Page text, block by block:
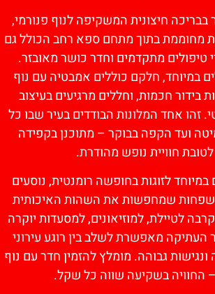
בבריכה חיצונית המשקיפה לנוף פנורמי,
מחוממת בתוך מתחם ספא רחב הכולל גם
טיפולים מתקדמים וחדר כושר מאובזר.
במיוחד, חלקם כוללים אמבטיה עם נוף
בידור חכמות, וחללים מרגיעים בעיצוב
זהו אחד המלונות הבודדים בעיר שבו כל
ועד הקפה בבוקר – מתוכנן בקפידה
לטובת חוויית נופש מהודרת.
לזוגות בחופשה רומנטית, נוסעים
שמחפשות את השהות האיכותית
לטיילת, למוזיאונים, למסעדות יוקרה
העתיקה מאפשרת לשלב בין רוגע עירוני
גבוהה. מומלץ להזמין חדר עם נוף
החוויה בשקיעה שווה כל שקל.